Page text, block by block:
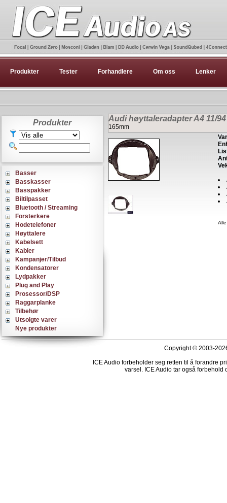
Produkter Tester Forhandlere Om oss Lenker
Produkter
Basser
Basskasser
Basspakker
Biltilpasset
Bluetooth / Streaming
Forsterkere
Hodetelefoner
Høyttalere
Kabelsett
Kabler
Kampanjer/Tilbud
Kondensatorer
Lydpakker
Plug and Play
Prosessor/DSP
Raggarplanke
Tilbehør
Utsolgte varer
Nye produkter
Audi høyttaleradapter A4 11/94
165mm
Copyright © 2003-
ICE Audio forbeholder seg retten til å forandre
varsel. ICE Audio tar også forbehold